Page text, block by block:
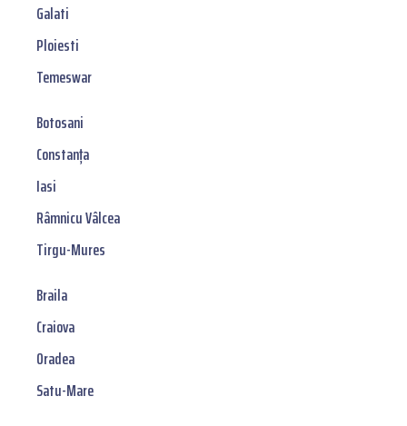
Galati
Ploiesti
Temeswar
Botosani
Constanța
Iasi
Râmnicu Vâlcea
Tirgu-Mures
Braila
Craiova
Oradea
Satu-Mare